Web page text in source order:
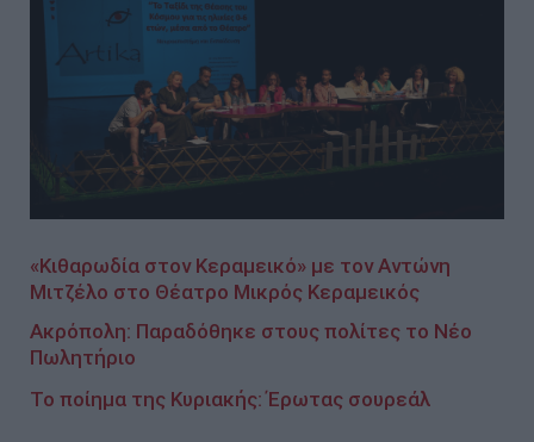
«Κιθαρωδία στον Κεραμεικό» με τον Αντώνη
Μιτζέλο στο Θέατρο Μικρός Κεραμεικός
Ακρόπολη: Παραδόθηκε στους πολίτες το Νέο
Πωλητήριο
Το ποίημα της Κυριακής: Έρωτας σουρεάλ